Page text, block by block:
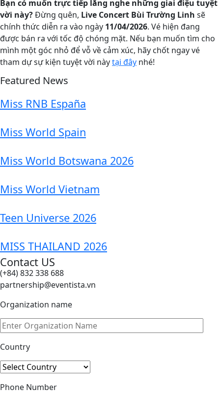
Bạn có muốn trực tiếp lắng nghe những giai điệu tuyệt
vời này?Đừng quên, Live Concert Bùi Trường Linh sẽ
chính thức diễn ra vào ngày 11/04/2026. Vé hiện đang
được bán ra với tốc độ chóng mặt. Nếu bạn muốn tìm cho
mình một góc nhỏ để vỗ về cảm xúc, hãy chốt ngay vé
tham dự sự kiện tuyệt vời nàytại đây nhé!
Featured News
Miss RNB España
Miss World Spain
Miss World Botswana 2026
Miss World Vietnam
Teen Universe 2026
MISS THAILAND 2026
Contact US
(+84) 832 338 688
partnership@eventista.vn
Organization name
Country
Phone Number